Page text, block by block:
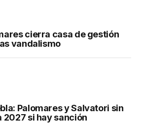
cierra casa de gestión
vandalismo
Palomares y Salvatori sin
si hay sanción